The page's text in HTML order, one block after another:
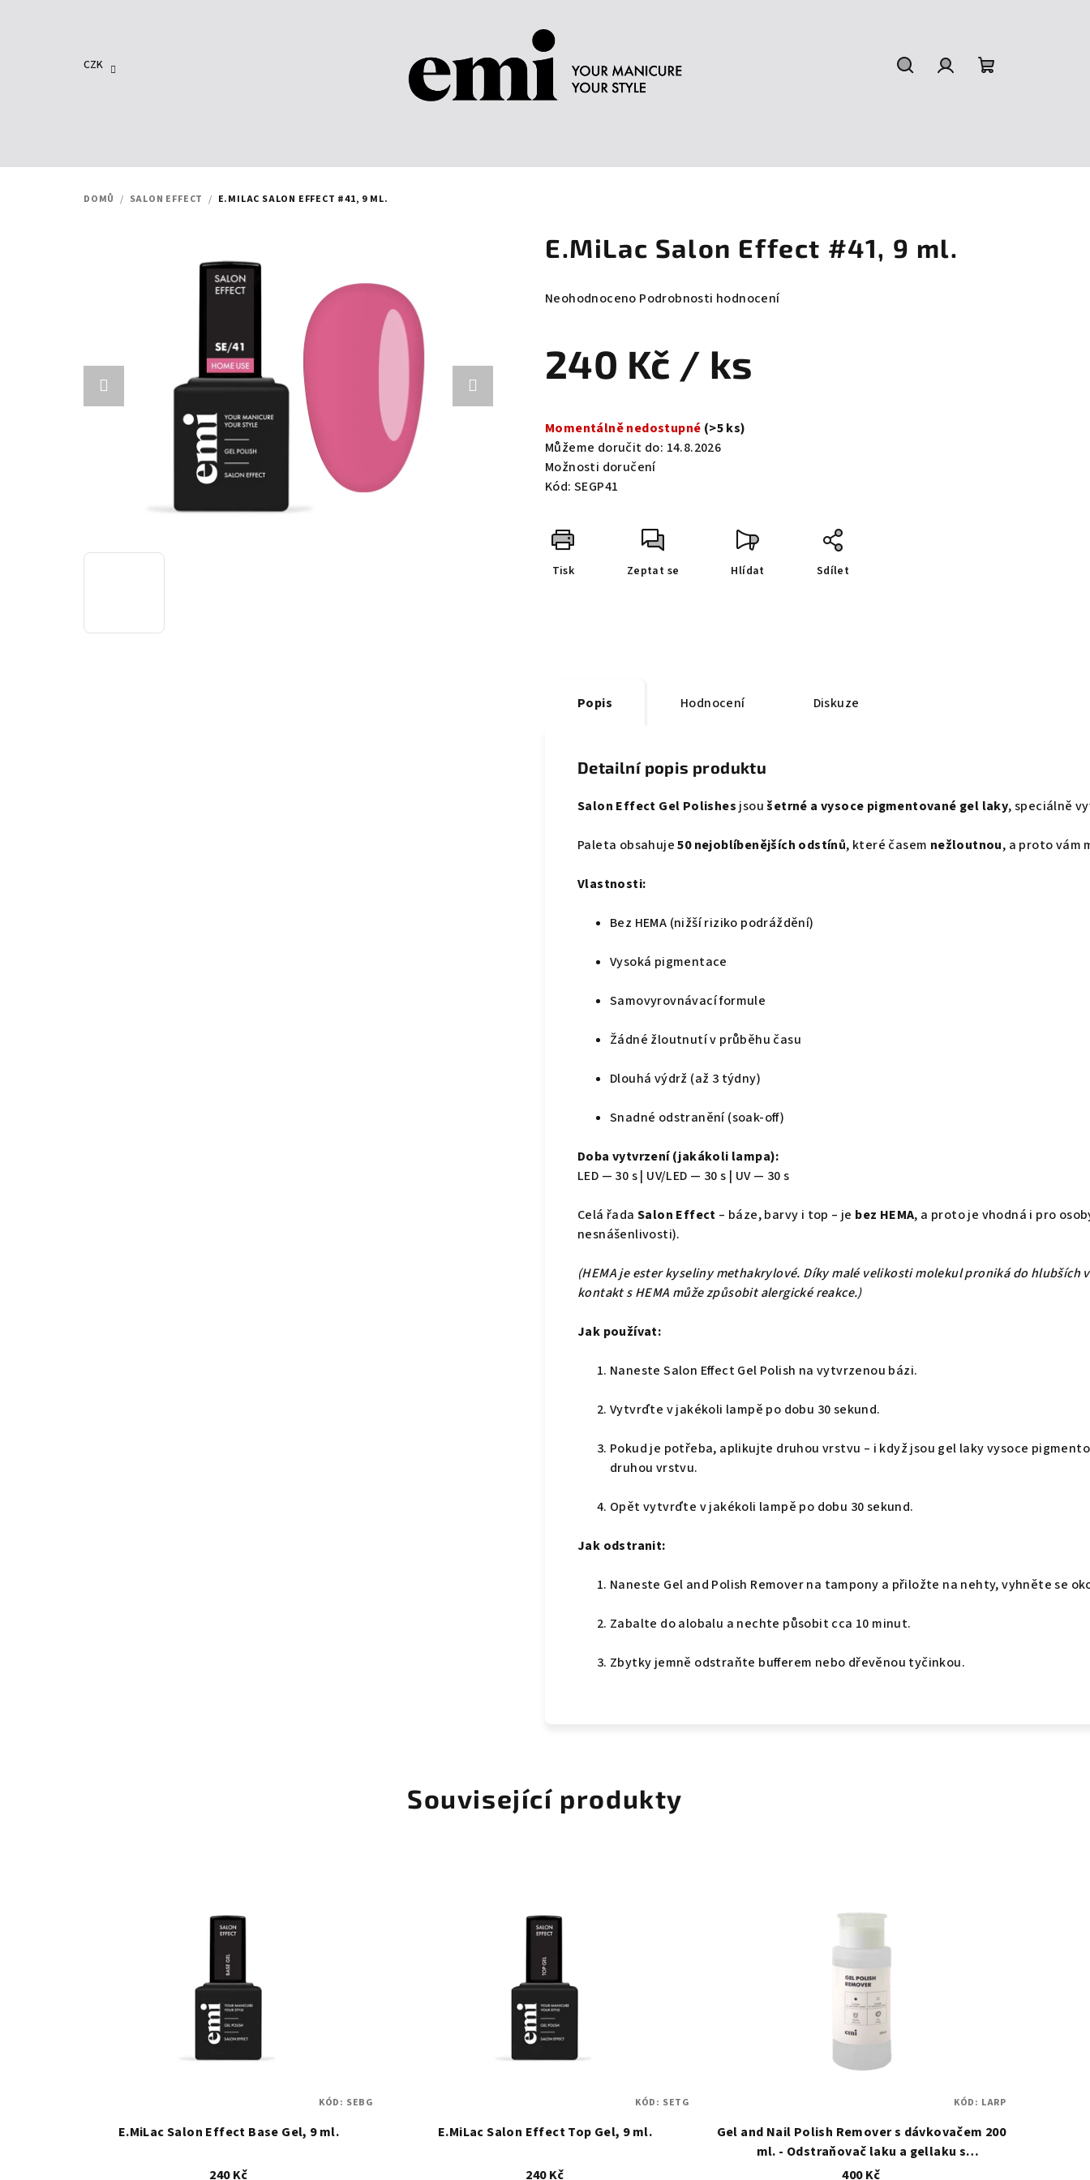
CZK
DOMŮ / SALON EFFECT / E.MILAC SALON EFFECT #41, 9 ML.
E.MiLac Salon Effect #41, 9 ml.
Průměrné
je
0,0
hvězdiček.
Neohodnoceno Podrobnosti hodnocení
240 Kč / ks
cena:
Momentálně nedostupné (>5 ks)
Můžeme doručit do: 14.8.2026
Možnosti doručení
Kód: SEGP41
Tisk Zeptat se Hlídat Sdílet
Popis Hodnocení Diskuze
Detailní popis produktu
Salon Effect Gel Polishes jsoušetrné a vysoce pigmentované gel laky, speciálně
Paleta obsahuje50 nejoblíbenějších odstínů, které časem nežloutnou, a proto vám
Vlastnosti:
Bez HEMA (nižší riziko podráždění)
Vysoká pigmentace
Samovyrovnávací formule
Žádné žloutnutí v průběhu času
Dlouhá výdrž (až 3 týdny)
Snadné odstranění (soak-off)
Doba vytvrzení (jakákoli lampa):
LED — 30 s | UV/LED — 30 s | UV — 30 s
Celá řada Salon Effect – báze, barvy i top – je bez HEMA, a proto je vhodná i pro
nesnášenlivosti).
(HEMA je ester kyseliny methakrylové. Díky malé velikosti molekul proniká do
kontakt s HEMA může způsobit alergické reakce.)
Jak používat:
Naneste Salon Effect Gel Polish na vytvrzenou bázi.
Vytvrďte v jakékoli lampě po dobu 30 sekund.
Pokud je potřeba, aplikujte druhou vrstvu – i když jsou gel laky vysoce
druhou vrstvu.
Opět vytvrďte v jakékoli lampě po dobu 30 sekund.
Jak odstranit:
Naneste Gel and Polish Remover na tampony a přiložte na nehty, vyhněte se
Zabalte do alobalu a nechte působit cca 10 minut.
Zbytky jemně odstraňte bufferem nebo dřevěnou tyčinkou.
Související produkty
E.MiLac Salon Effect Base Gel, 9 ml.
240 Kč
KÓD: SEBG
E.MiLac Salon Effect Top Gel, 9 ml.
240 Kč
KÓD: SETG
Gel and Nail Polish Remover s dávkovačem 200
ml. - Odstraňovač laku a gellaku s
dávkovačem
400 Kč
KÓD: LARP